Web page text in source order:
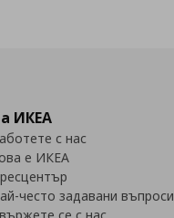
ИКЕА
с нас
е ИКЕА
често задавани въпроси